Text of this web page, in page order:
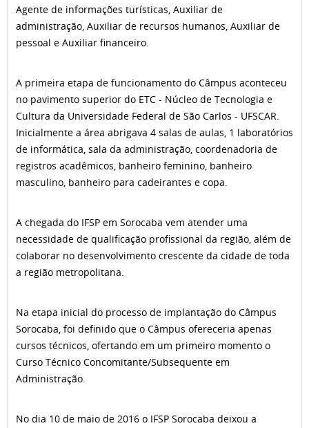
Agente de informações turísticas, Auxiliar de
administração, Auxiliar de recursos humanos, Auxiliar de
pessoal e Auxiliar financeiro.
A primeira etapa de funcionamento do Câmpus aconteceu
no pavimento superior do ETC - Núcleo de Tecnologia e
Cultura da Universidade Federal de São Carlos - UFSCAR.
Inicialmente a área abrigava 4 salas de aulas, 1 laboratórios
de informática, sala da administração, coordenadoria de
registros acadêmicos, banheiro feminino, banheiro
masculino, banheiro para cadeirantes e copa.
A chegada do IFSP em Sorocaba vem atender uma
necessidade de qualificação profissional da região, além de
colaborar no desenvolvimento crescente da cidade de toda
a região metropolitana.
Na etapa inicial do processo de implantação do Câmpus
Sorocaba, foi definido que o Câmpus ofereceria apenas
cursos técnicos, ofertando em um primeiro momento o
Curso Técnico Concomitante/Subsequente em
Administração.
No dia 10 de maio de 2016 o IFSP Sorocaba deixou a